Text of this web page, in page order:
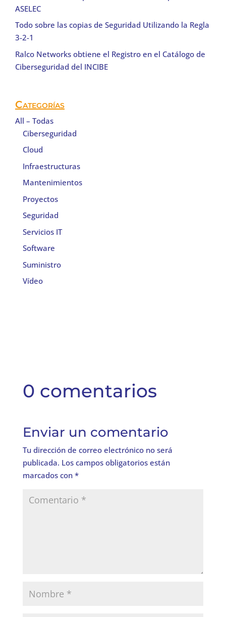
ASELEC
Todo sobre las copias de Seguridad Utilizando la Regla
3-2-1
Ralco Networks obtiene el Registro en el Catálogo de
Ciberseguridad del INCIBE
Categorías
All – Todas
Ciberseguridad
Cloud
Infraestructuras
Mantenimientos
Proyectos
Seguridad
Servicios IT
Software
Suministro
Vídeo
0 comentarios
Enviar un comentario
Tu dirección de correo electrónico no será
publicada. Los campos obligatorios están
marcados con *